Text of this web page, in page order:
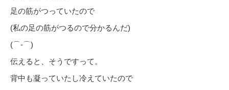
足の筋がつっていたので
(私の足の筋がつるので分かるんだ)
(⌒‐⌒)
伝えると、そうですって。
背中も凝っていたし冷えていたので